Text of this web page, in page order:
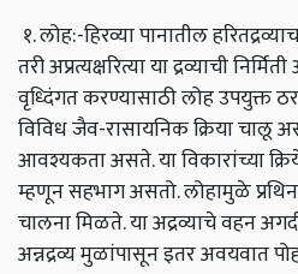
१. लोह:-हिरव्या पानातील
तरी अप्रत्यक्षरित्या या द्रव्याची
वृध्दिंगत करण्यासाठी लोह उपयुक्त
विविध जैव-रासायनिक क्रिया चालू
आवश्यकता असते. या विकारांच्या
म्हणून सहभाग असतो. लोहामुळे
चालना मिळते. या अद्रव्याचे वहन
अन्नद्रव्य मुळांपासून इतर अवयवात